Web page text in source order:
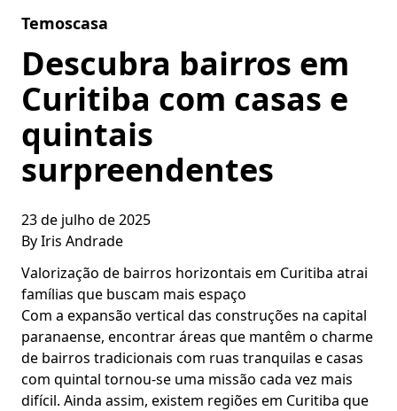
Temoscasa
Descubra bairros em
Curitiba com casas e
quintais
surpreendentes
23 de julho de 2025
ByIris Andrade
Valorização de bairros horizontais em Curitiba atrai
famílias que buscam mais espaço
Com a expansão vertical das construções na capital
paranaense, encontrar áreas que mantêm o charme
de bairros tradicionais com ruas tranquilas e casas
com quintal tornou-se uma missão cada vez mais
difícil. Ainda assim, existem regiões em Curitiba que